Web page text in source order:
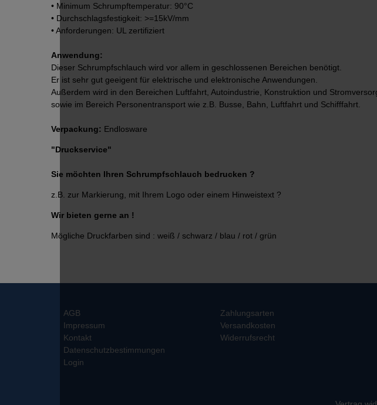
• Minimum Schrumpftemperatur: 90°C
• Durchschlagsfestigkeit: >=15kV/mm
• Anforderungen: UL zertifiziert
Anwendung:
Dieser Schrumpfschlauch wird vor allem in geschlossenen Bereichen benötigt.
Er ist sehr gut geeigent für elektrische und elektronische Anwendungen.
Außerdem wird in den Bereichen Luftfahrt, Autoindustrie, Konstruktion und
sowie im Bereich Personentransport wie z.B. Busse, Bahn, Luftfahrt und Schifffahrt.
Verpackung: Endlosware
"Druckservice"
Sie möchten Ihren Schrumpfschlauch bedrucken ?
z.B. zur Markierung, mit Ihrem Logo oder einem Hinweistext ?
Wir bieten gerne an !
Mögliche Druckfarben sind : weiß / schwarz / blau / rot / grün
AGB
Impressum
Kontakt
Datenschutzbestimmungen
Login
Zahlungsarten
Versandkosten
Widerrufsrecht